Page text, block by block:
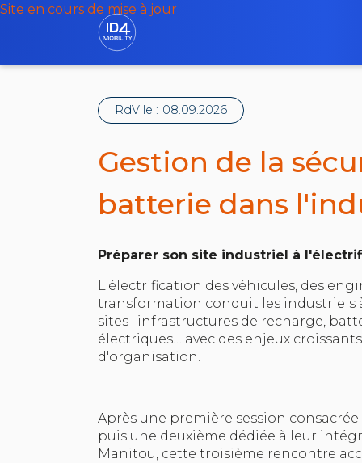
Site en cours de mise à jour
RdV le : 08.09.2026
Gestion de la
batterie dans
Préparer son site industriel à
L'électrification des véhicules, des
transformation conduit les industriels
sites : infrastructures de recharge,
électriques… avec des enjeux
d'organisation.
Après une première session
puis une deuxième dédiée à leur
Manitou, cette troisième rencontre